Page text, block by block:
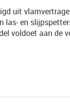
uit
las- en
voldoet aan de